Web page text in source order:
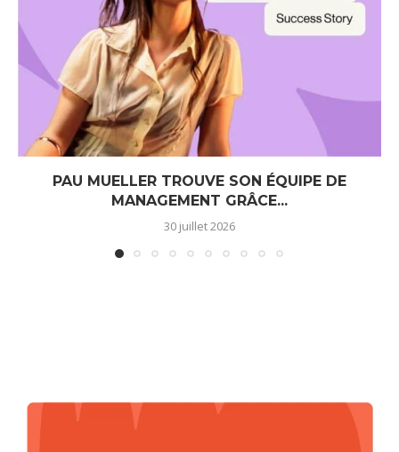
PAU MUELLER TROUVE SON ÉQUIPE DE
MANAGEMENT GRÂCE...
30 juillet 2026